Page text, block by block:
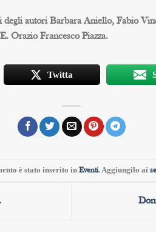
autori Barbara Aniello, Fabio
Orazio Francesco Piazza.
Twitta
è stato inserito in Eventi. Aggiungilo ai